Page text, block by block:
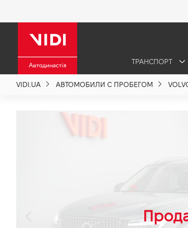
ТРАНСПОРТ
VIDI.UA АВТОМОБИЛИ С ПРОБЕГОМ
О компании